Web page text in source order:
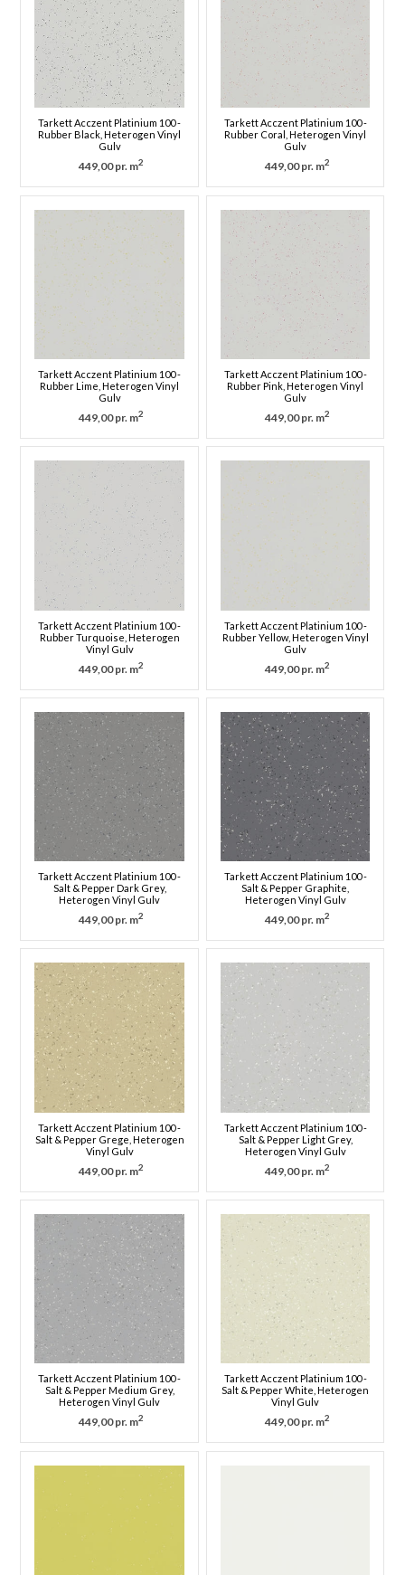
Tarkett Acczent Platinium 100 -
Rubber Black, Heterogen Vinyl
Gulv
449,00 pr. m2
Tarkett Acczent Platinium 100 -
Rubber Coral, Heterogen Vinyl
Gulv
449,00 pr. m2
Tarkett Acczent Platinium 100 -
Rubber Lime, Heterogen Vinyl
Gulv
449,00 pr. m2
Tarkett Acczent Platinium 100 -
Rubber Pink, Heterogen Vinyl
Gulv
449,00 pr. m2
Tarkett Acczent Platinium 100 -
Rubber Turquoise, Heterogen
Vinyl Gulv
449,00 pr. m2
Tarkett Acczent Platinium 100 -
Rubber Yellow, Heterogen Vinyl
Gulv
449,00 pr. m2
Tarkett Acczent Platinium 100 -
Salt & Pepper Dark Grey,
Heterogen Vinyl Gulv
449,00 pr. m2
Tarkett Acczent Platinium 100 -
Salt & Pepper Graphite,
Heterogen Vinyl Gulv
449,00 pr. m2
Tarkett Acczent Platinium 100 -
Salt & Pepper Grege, Heterogen
Vinyl Gulv
449,00 pr. m2
Tarkett Acczent Platinium 100 -
Salt & Pepper Light Grey,
Heterogen Vinyl Gulv
449,00 pr. m2
Tarkett Acczent Platinium 100 -
Salt & Pepper Medium Grey,
Heterogen Vinyl Gulv
449,00 pr. m2
Tarkett Acczent Platinium 100 -
Salt & Pepper White, Heterogen
Vinyl Gulv
449,00 pr. m2